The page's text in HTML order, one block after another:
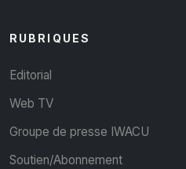
RUBRIQUES
Editorial
Web TV
Groupe de presse IWACU
Soutien/Abonnement